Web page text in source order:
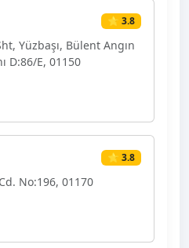
⭐ 3.8
Yüzbaşı, Bülent Angın
D:86/E, 01150
⭐ 3.8
No:196, 01170